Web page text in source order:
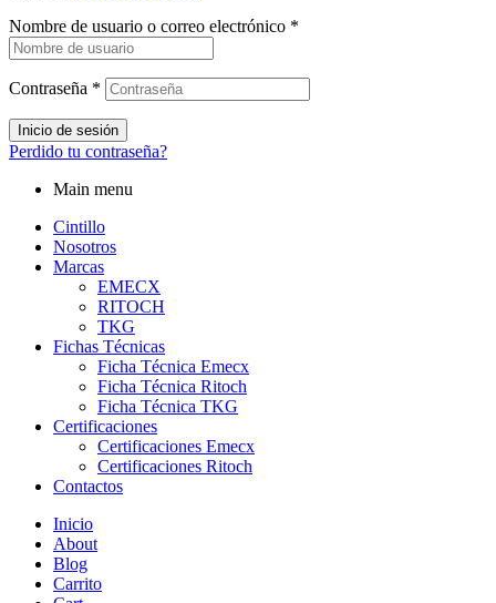
Nombre de usuario o correo electrónico *
Contraseña *
Inicio de sesión
Perdido tu contraseña?
Main menu
Cintillo
Nosotros
Marcas
EMECX
RITOCH
TKG
Fichas Técnicas
Ficha Técnica Emecx
Ficha Técnica Ritoch
Ficha Técnica TKG
Certificaciones
Certificaciones Emecx
Certificaciones Ritoch
Contactos
Inicio
About
Blog
Carrito